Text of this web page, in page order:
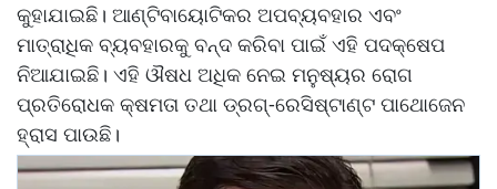
କୁହାଯାଇଛି। ଆଣ୍ଟିବାୟୋଟିକର ଅପବ୍ୟବହାର ଏବଂ
ମାତ୍ରାଧିକ ବ୍ୟବହାରକୁ ବନ୍ଦ କରିବା ପାଇଁ ଏହି ପଦକ୍ଷେପ
ନିଆଯାଇଛି। ଏହି ଔଷଧ ଅଧିକ ନେଇ ମନୁଷ୍ୟର ରୋଗ
ପ୍ରତିରୋଧକ କ୍ଷମତା ତଥା ଡ୍ରଗ୍-ରେସିଷ୍ଟାଣ୍ଟ ପାଥୋଜେନ
ହ୍ରାସ ପାଉଛି।